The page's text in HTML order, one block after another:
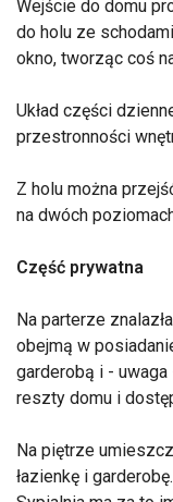
Wejście do domu
do holu ze
okno, tworząc coś
Układ części
przestronności
Z holu można
na dwóch
Część prywatna
Na parterze
obejmą w
garderobą i -
reszty domu i
Na piętrze
łazienkę i